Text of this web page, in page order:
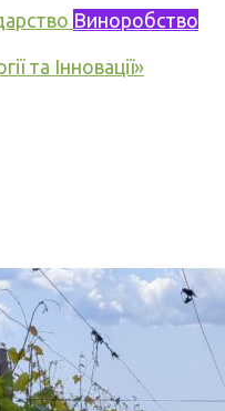
Виноробство
та Інновації»